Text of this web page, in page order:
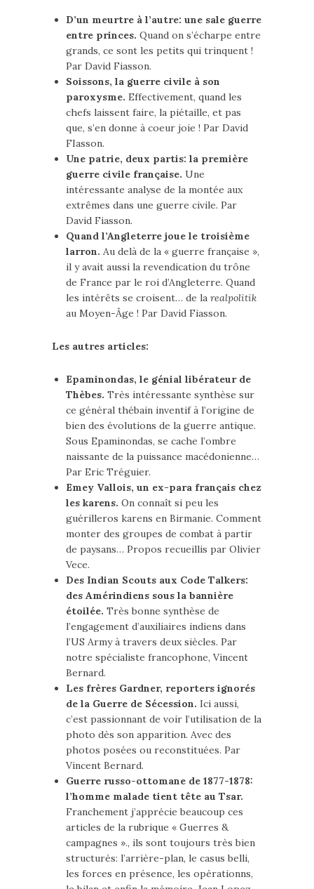
D’un meurtre à l’autre: une sale guerre
entre princes. Quand on s’écharpe entre
grands, ce sont les petits qui trinquent !
Par David Fiasson.
Soissons, la guerre civile à son
paroxysme. Effectivement, quand les
chefs laissent faire, la piétaille, et pas
que, s’en donne à coeur joie ! Par David
FIasson.
Une patrie, deux partis: la première
guerre civile française. Une
intéressante analyse de la montée aux
extrêmes dans une guerre civile. Par
David Fiasson.
Quand l’Angleterre joue le troisième
larron. Au delà de la « guerre française »,
il y avait aussi la revendication du trône
de France par le roi d’Angleterre. Quand
les intérêts se croisent… de la realpolitik
au Moyen-Âge ! Par David Fiasson.
Les autres articles:
Epaminondas, le génial libérateur de
Thèbes. Très intéressante synthèse sur
ce général thébain inventif à l’origine de
bien des évolutions de la guerre antique.
Sous Epaminondas, se cache l’ombre
naissante de la puissance macédonienne…
Par Eric Tréguier.
Emey Vallois, un ex-para français chez
les karens. On connaît si peu les
guérilleros karens en Birmanie. Comment
monter des groupes de combat à partir
de paysans… Propos recueillis par Olivier
Vece.
Des Indian Scouts aux Code Talkers:
des Amérindiens sous la bannière
étoilée. Très bonne synthèse de
l’engagement d’auxiliaires indiens dans
l’US Army à travers deux siècles. Par
notre spécialiste francophone, Vincent
Bernard.
Les frères Gardner, reporters ignorés
de la Guerre de Sécession. Ici aussi,
c’est passionnant de voir l’utilisation de la
photo dès son apparition. Avec des
photos posées ou reconstituées. Par
Vincent Bernard.
Guerre russo-ottomane de 1877-1878:
l’homme malade tient tête au Tsar.
Franchement j’apprécie beaucoup ces
articles de la rubrique « Guerres &
campagnes »., ils sont toujours très bien
structurés: l’arrière-plan, le casus belli,
les forces en présence, les opérationns,